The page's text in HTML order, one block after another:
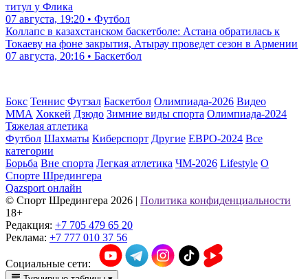
титул у Флика
07 августа, 19:20 • Футбол
Коллапс в казахстанском баскетболе: Астана обратилась к
Токаеву на фоне закрытия, Атырау проведет сезон в Армении
07 августа, 20:16 • Баскетбол
Бокс Теннис Футзал Баскетбол Олимпиада-2026 Видео
ММА Хоккей Дзюдо Зимние виды спорта Олимпиада-2024
Тяжелая атлетика
Футбол Шахматы Киберспорт Другие ЕВРО-2024 Все
категории
Борьба Вне спорта Легкая атлетика ЧМ-2026 Lifestyle О
Спорте Шредингера
Qazsport онлайн
© Cпорт Шредингера 2026 | Политика конфиденциальности
18+
Редакция: +7 705 479 65 20
Реклама: +7 777 010 37 56
Социальные сети: